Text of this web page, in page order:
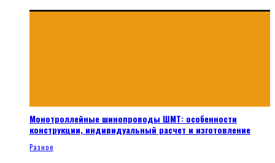
Монотроллейные шинопроводы ШМТ: особенности
конструкции, индивидуальный расчет и изготовление
Разное